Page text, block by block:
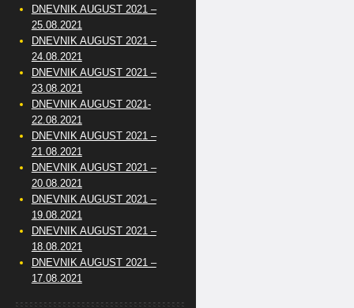
DNEVNIK AUGUST 2021 –
25.08.2021
DNEVNIK AUGUST 2021 –
24.08.2021
DNEVNIK AUGUST 2021 –
23.08.2021
DNEVNIK AUGUST 2021-
22.08.2021
DNEVNIK AUGUST 2021 –
21.08.2021
DNEVNIK AUGUST 2021 –
20.08.2021
DNEVNIK AUGUST 2021 –
19.08.2021
DNEVNIK AUGUST 2021 –
18.08.2021
DNEVNIK AUGUST 2021 –
17.08.2021